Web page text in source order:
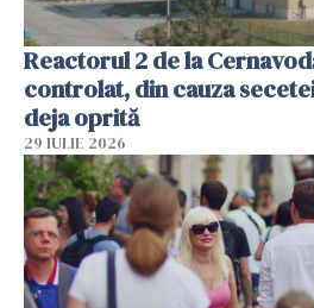
Reactorul 2 de la
controlat, din cauza
deja oprită
29 IULIE 2026